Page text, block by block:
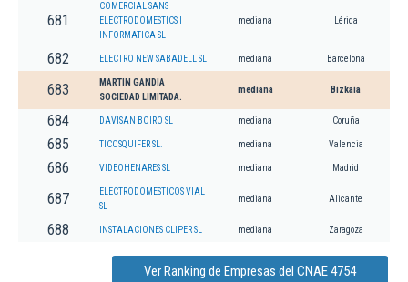
681
COMERCIAL SANS
ELECTRODOMESTICS I
INFORMATICA SL
mediana Lérida
682 ELECTRO NEW SABADELL SL mediana Barcelona
683
MARTIN GANDIA
SOCIEDAD LIMITADA.
mediana Bizkaia
684 DAVISAN BOIRO SL mediana Coruña
685 TICOSQUIFER SL. mediana Valencia
686 VIDEOHENARES SL mediana Madrid
687
ELECTRODOMESTICOS VIAL
SL
mediana Alicante
688 INSTALACIONES CLIPER SL mediana Zaragoza
Ver Ranking de Empresas del CNAE 4754